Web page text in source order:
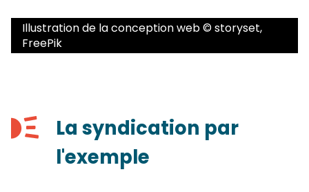
Illustration de la conception web © storyset,
FreePik
La syndication par
l'exemple